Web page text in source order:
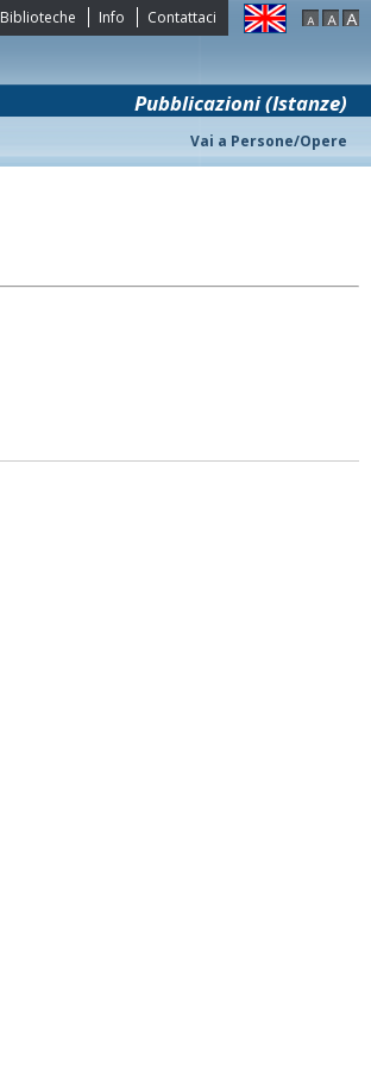
Biblioteche Info Contattaci
Pubblicazioni (Istanze)
Vai a Persone/Opere